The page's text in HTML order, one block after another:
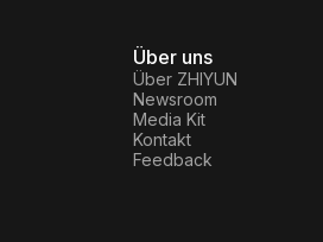
Über uns
Über ZHIYUN
Newsroom
Media Kit
Kontakt
Feedback